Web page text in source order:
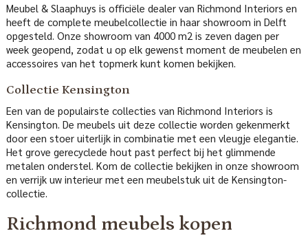
Meubel & Slaaphuys is officiële dealer van Richmond Interiors en
heeft de complete meubelcollectie in haar showroom in Delft
opgesteld. Onze showroom van 4000 m2 is zeven dagen per
week geopend, zodat u op elk gewenst moment de meubelen en
accessoires van het topmerk kunt komen bekijken.
Collectie Kensington
Een van de populairste collecties van Richmond Interiors is
Kensington. De meubels uit deze collectie worden gekenmerkt
door een stoer uiterlijk in combinatie met een vleugje elegantie.
Het grove gerecyclede hout past perfect bij het glimmende
metalen onderstel. Kom de collectie bekijken in onze showroom
en verrijk uw interieur met een meubelstuk uit de Kensington-
collectie.
Richmond meubels kopen